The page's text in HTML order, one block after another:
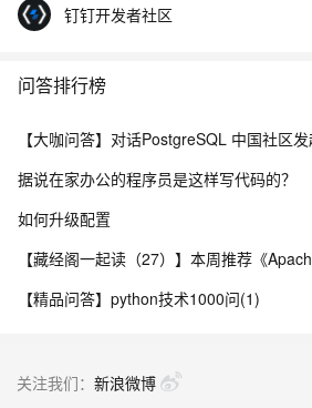
钉钉开发者社区
问答排行榜
据说在家办公的程序员是这样写代码的？
如何升级配置
【精品问答】python技术1000问(1)
关注我们： 新浪微博